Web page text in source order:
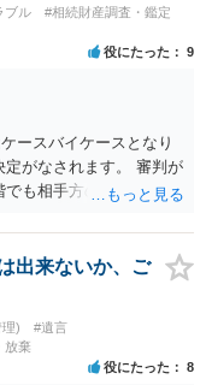
り込むことだと考えま
が、裁判所や調停委員
ブル
#相続財産調査・鑑定
役にたった 9
ースバイケースとなり
定がなされます。 審判が
も相手方の連絡が迷惑
出来ないか、ご
)
#遺言
放棄
役にたった 8